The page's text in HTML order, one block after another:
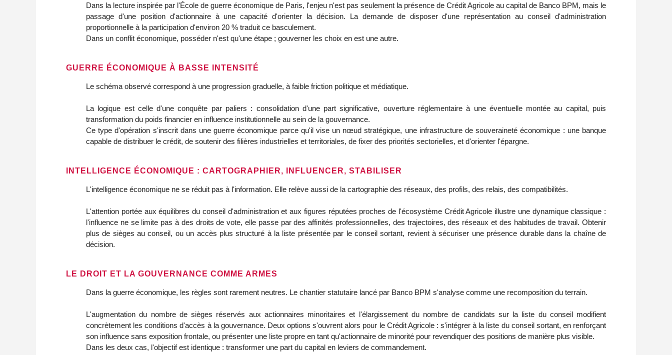
Dans la lecture inspirée par l'École de guerre économique de Paris, l'enjeu n'est pas seulement la présence de Crédit Agricole au capital de Banco BPM, mais le
passage d'une position d'actionnaire à une capacité d'orienter la décision. La demande de disposer d'une représentation au conseil d'administration
proportionnelle à la participation d'environ 20 % traduit ce basculement.
Dans un conflit économique, posséder n'est qu'une étape ; gouverner les choix en est une autre.
GUERRE ÉCONOMIQUE À BASSE INTENSITÉ
Le schéma observé correspond à une progression graduelle, à faible friction politique et médiatique.
La logique est celle d'une conquête par paliers : consolidation d'une part significative, ouverture réglementaire à une éventuelle montée au capital, puis
transformation du poids financier en influence institutionnelle au sein de la gouvernance.
Ce type d'opération s'inscrit dans une guerre économique parce qu'il vise un nœud stratégique, une infrastructure de souveraineté économique : une banque
capable de distribuer le crédit, de soutenir des filières industrielles et territoriales, de fixer des priorités sectorielles, et d'orienter l'épargne.
INTELLIGENCE ÉCONOMIQUE : CARTOGRAPHIER, INFLUENCER, STABILISER
L'intelligence économique ne se réduit pas à l'information. Elle relève aussi de la cartographie des réseaux, des profils, des relais, des compatibilités.
L'attention portée aux équilibres du conseil d'administration et aux figures réputées proches de l'écosystème Crédit Agricole illustre une dynamique classique :
l'influence ne se limite pas à des droits de vote, elle passe par des affinités professionnelles, des trajectoires, des réseaux et des habitudes de travail. Obtenir
plus de sièges au conseil, ou un accès plus structuré à la liste présentée par le conseil sortant, revient à sécuriser une présence durable dans la chaîne de
décision.
LE DROIT ET LA GOUVERNANCE COMME ARMES
Dans la guerre économique, les règles sont rarement neutres. Le chantier statutaire lancé par Banco BPM s'analyse comme une recomposition du terrain.
L'augmentation du nombre de sièges réservés aux actionnaires minoritaires et l'élargissement du nombre de candidats sur la liste du conseil modifient
concrètement les conditions d'accès à la gouvernance. Deux options s'ouvrent alors pour le Crédit Agricole : s'intégrer à la liste du conseil sortant, en renforçant
son influence sans exposition frontale, ou présenter une liste propre en tant qu'actionnaire de minorité pour revendiquer des positions de manière plus visible.
Dans les deux cas, l'objectif est identique : transformer une part du capital en leviers de commandement.